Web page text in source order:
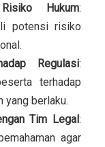
Hukum:
potensi risiko
Regulasi:
terhadap
yang berlaku.
Tim Legal:
agar